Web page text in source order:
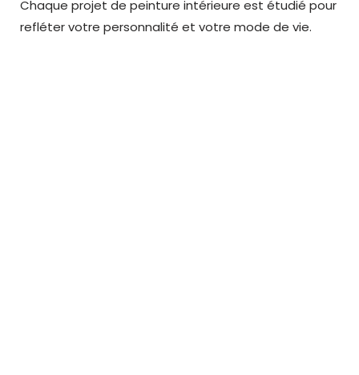
Chaque projet de peinture intérieure est étudié pour
refléter votre personnalité et votre mode de vie.